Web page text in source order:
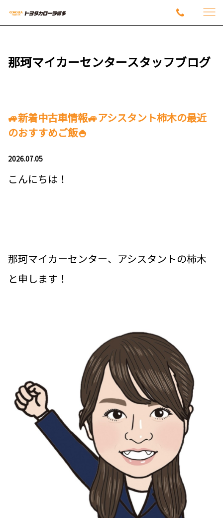
那珂マイカーセンタースタッフブログ
🚙新着中古車情報🚙アシスタント柿木の最近
のおすすめご飯🍚
2026.07.05
こんにちは！
那珂マイカーセンター、アシスタントの柿木
と申します！